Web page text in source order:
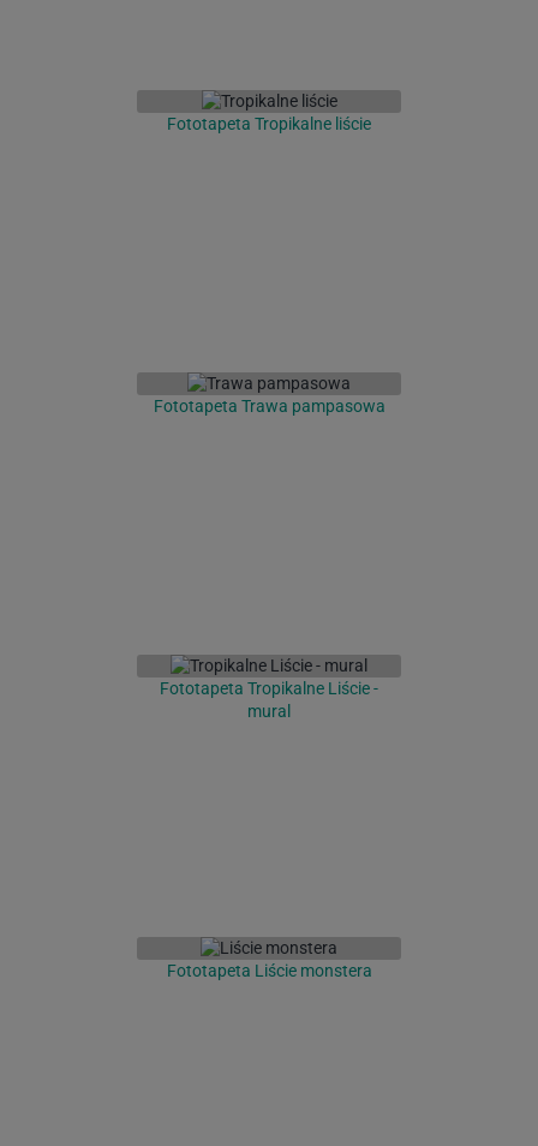
Fototapeta Tropikalne liście
Fototapeta Trawa pampasowa
Fototapeta Tropikalne Liście -
mural
Fototapeta Liście monstera